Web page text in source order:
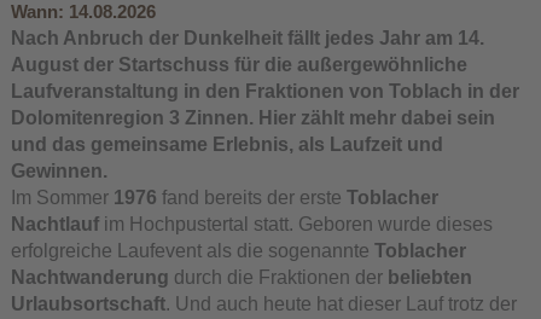
Wann: 14.08.2026
Nach Anbruch der Dunkelheit fällt jedes Jahr am 14.
August der Startschuss für die außergewöhnliche
Laufveranstaltung in den Fraktionen von Toblach in der
Dolomitenregion 3 Zinnen. Hier zählt mehr dabei sein
und das gemeinsame Erlebnis, als Laufzeit und
Gewinnen.
Im Sommer 1976 fand bereits der erste Toblacher
Nachtlaufim Hochpustertal statt. Geboren wurde dieses
erfolgreiche Laufevent als die sogenannte Toblacher
Nachtwanderung durch die Fraktionen der beliebten
Urlaubsortschaft. Und auch heute hat dieser Lauf trotz der